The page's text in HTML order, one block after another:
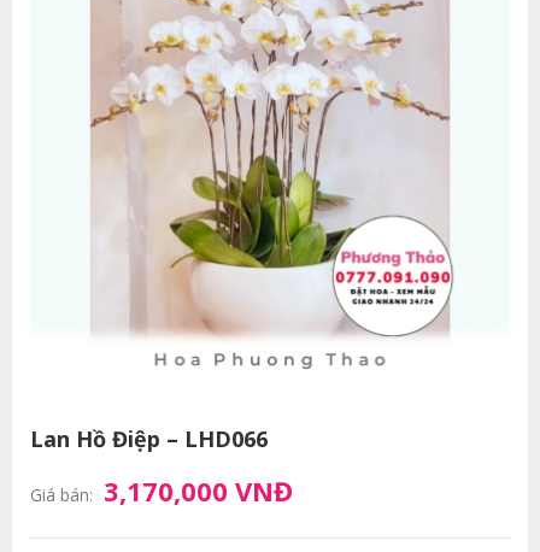
Lan Hồ Điệp – LHD066
Giá bán: 3,170,000 VNĐ